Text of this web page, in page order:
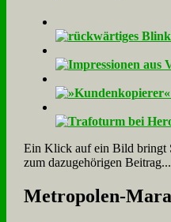
Ein Klick auf ein Bild bringt
zum dazugehörigen Beitrag...
Me­tro­po­len-